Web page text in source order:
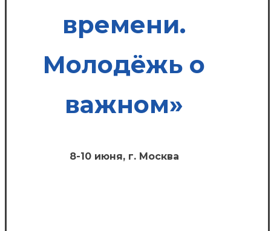
времени.
Молодёжь о
важном»
8-10 июня, г. Москва